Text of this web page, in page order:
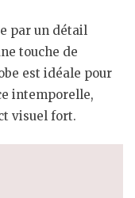
par un détail
touche de
est idéale pour
intemporelle,
visuel fort.